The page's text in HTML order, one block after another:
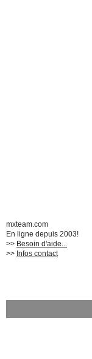
mxteam.com
En ligne depuis 2003!
>> Besoin d'aide...
>> Infos contact